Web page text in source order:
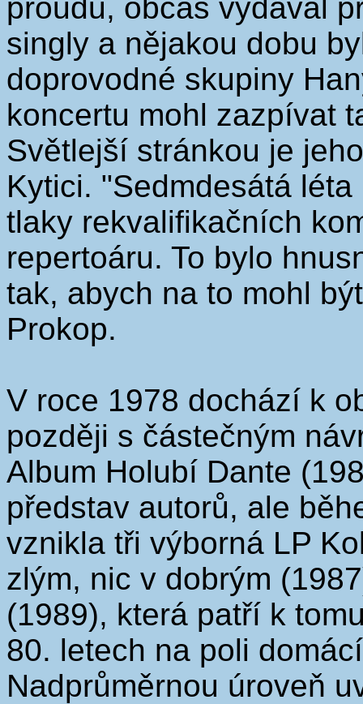
proudu, občas vydával
singly a nějakou dobu
doprovodné skupiny
koncertu mohl zazpívat
Světlejší stránkou je
Kytici. "Sedmdesátá
tlaky rekvalifikačních
repertoáru. To bylo
tak, abych na to mohl
Prokop.
V roce 1978 dochází k
později s částečným
Album Holubí Dante
představ autorů, ale
vznikla tři výborná LP
zlým, nic v dobrým
(1989), která patří k
80. letech na poli
Nadprůměrnou úroveň